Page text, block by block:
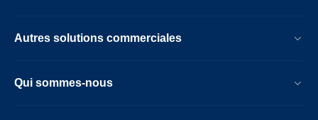
Autres solutions commerciales
Qui sommes-nous